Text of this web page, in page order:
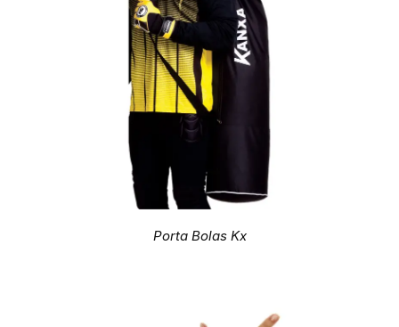
Porta Bolas Kx